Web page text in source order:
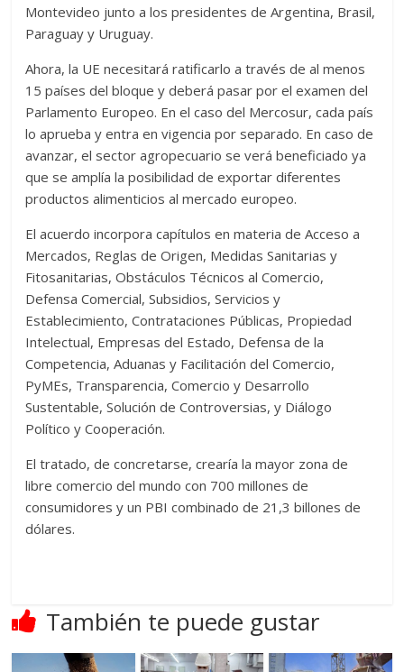
Montevideo junto a los presidentes de Argentina, Brasil,
Paraguay y Uruguay.
Ahora, la UE necesitará ratificarlo a través de al menos
15 países del bloque y deberá pasar por el examen del
Parlamento Europeo. En el caso del Mercosur, cada país
lo aprueba y entra en vigencia por separado. En caso de
avanzar, el sector agropecuario se verá beneficiado ya
que se amplía la posibilidad de exportar diferentes
productos alimenticios al mercado europeo.
El acuerdo incorpora capítulos en materia de Acceso a
Mercados, Reglas de Origen, Medidas Sanitarias y
Fitosanitarias, Obstáculos Técnicos al Comercio,
Defensa Comercial, Subsidios, Servicios y
Establecimiento, Contrataciones Públicas, Propiedad
Intelectual, Empresas del Estado, Defensa de la
Competencia, Aduanas y Facilitación del Comercio,
PyMEs, Transparencia, Comercio y Desarrollo
Sustentable, Solución de Controversias, y Diálogo
Político y Cooperación.
El tratado, de concretarse, crearía la mayor zona de
libre comercio del mundo con 700 millones de
consumidores y un PBI combinado de 21,3 billones de
dólares.
También te puede gustar